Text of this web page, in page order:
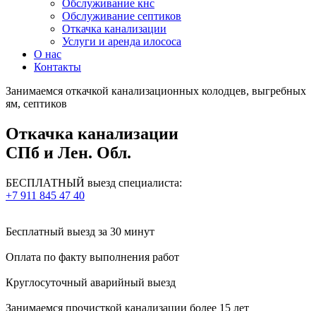
Обслуживание кнс
Обслуживание септиков
Откачка канализации
Услуги и аренда илососа
О нас
Контакты
Занимаемся откачкой канализационных колодцев, выгребных
ям, септиков
Откачка канализации
СПб и Лен. Обл.
БЕСПЛАТНЫЙ выезд специалиста:
+7 911 845 47 40
Бесплатный выезд за 30 минут
Оплата по факту выполнения работ
Круглосуточный аварийный выезд
Занимаемся прочисткой канализации более 15 лет